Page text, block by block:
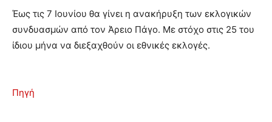
Έως τις 7 Ιουνίου θα γίνει η ανακήρυξη των εκλογικών
συνδυασμών από τον Άρειο Πάγο. Με στόχο στις 25 του
ίδιου μήνα να διεξαχθούν οι εθνικές εκλογές.
Πηγή